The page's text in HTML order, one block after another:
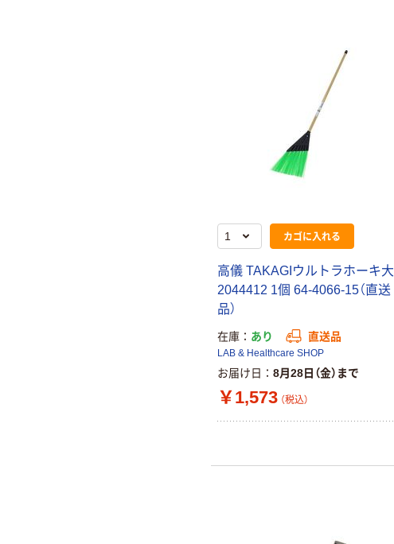
カゴに入れる
高儀 TAKAGIウルトラホーキ大
2044412 1個 64-4066-15（直送
品）
在庫 あり 直送品
LAB & Healthcare SHOP
お届け日 8月28日（金）まで
￥1,573 （税込）